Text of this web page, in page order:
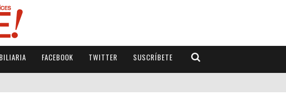
FACEBOOK TWITTER SUSCRÍBETE